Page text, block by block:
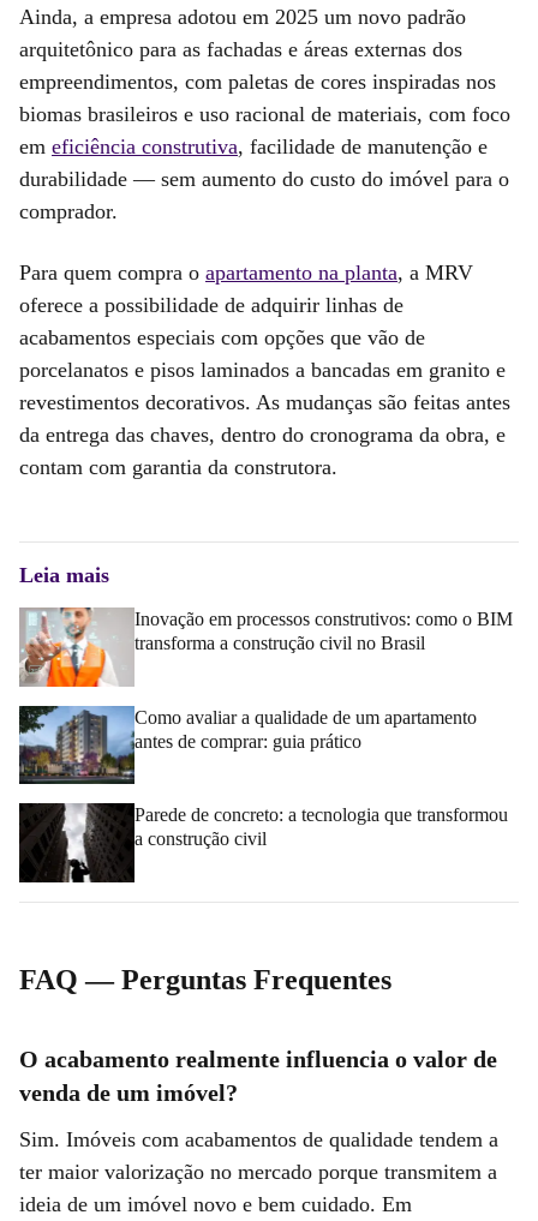
Ainda, a empresa adotou em 2025 um novo padrão
arquitetônico para as fachadas e áreas externas dos
empreendimentos, com paletas de cores inspiradas nos
biomas brasileiros e uso racional de materiais, com foco
em eficiência construtiva, facilidade de manutenção e
durabilidade — sem aumento do custo do imóvel para o
comprador.
Para quem compra o apartamento na planta, a MRV
oferece a possibilidade de adquirir linhas de
acabamentos especiais com opções que vão de
porcelanatos e pisos laminados a bancadas em granito e
revestimentos decorativos. As mudanças são feitas antes
da entrega das chaves, dentro do cronograma da obra, e
contam com garantia da construtora.
Leia mais
Inovação em processos construtivos: como o BIM
transforma a construção civil no Brasil
Como avaliar a qualidade de um apartamento
antes de comprar: guia prático
Parede de concreto: a tecnologia que transformou
a construção civil
FAQ ― Perguntas Frequentes
O acabamento realmente influencia o valor de
venda de um imóvel?
Sim. Imóveis com acabamentos de qualidade tendem a
ter maior valorização no mercado porque transmitem a
ideia de um imóvel novo e bem cuidado. Em